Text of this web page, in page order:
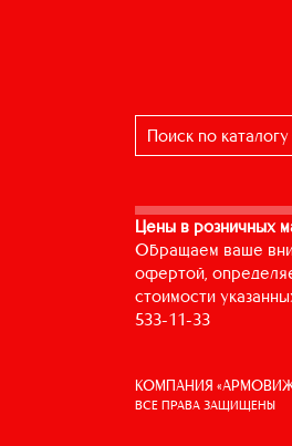
Цены в розничных
Обращаем ваше
офертой,
стоимости
533-11-33
КОМПАНИЯ
ВСЕ ПРАВА ЗАЩИЩЕНЫ